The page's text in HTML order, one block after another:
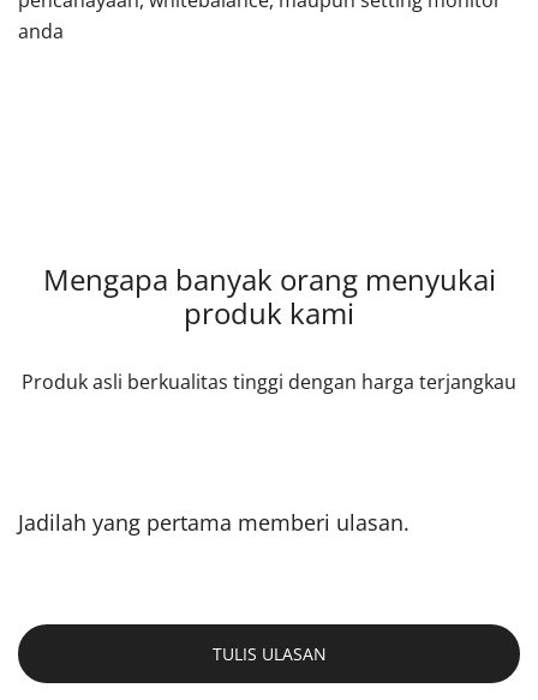
anda
Mengapa banyak orang menyukai
produk kami
Produk asli berkualitas tinggi dengan harga terjangkau
Jadilah yang pertama memberi ulasan.
TULIS ULASAN